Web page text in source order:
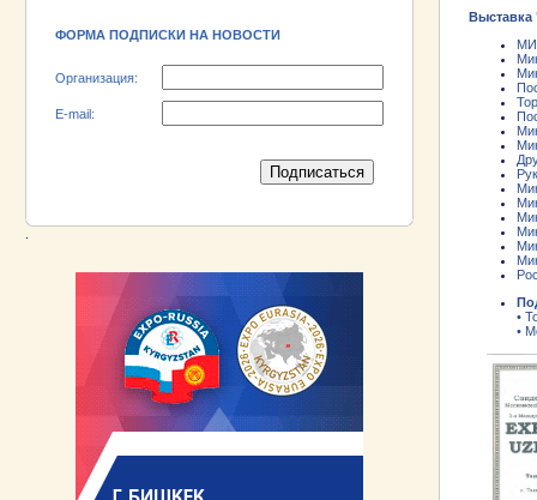
ФОРМА ПОДПИСКИ НА НОВОСТИ
Организация:
E-mail:
Выставка
•
•